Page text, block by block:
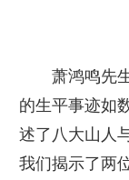
萧鸿鸣先
的生平事迹如
述了八大山人
我们揭示了两